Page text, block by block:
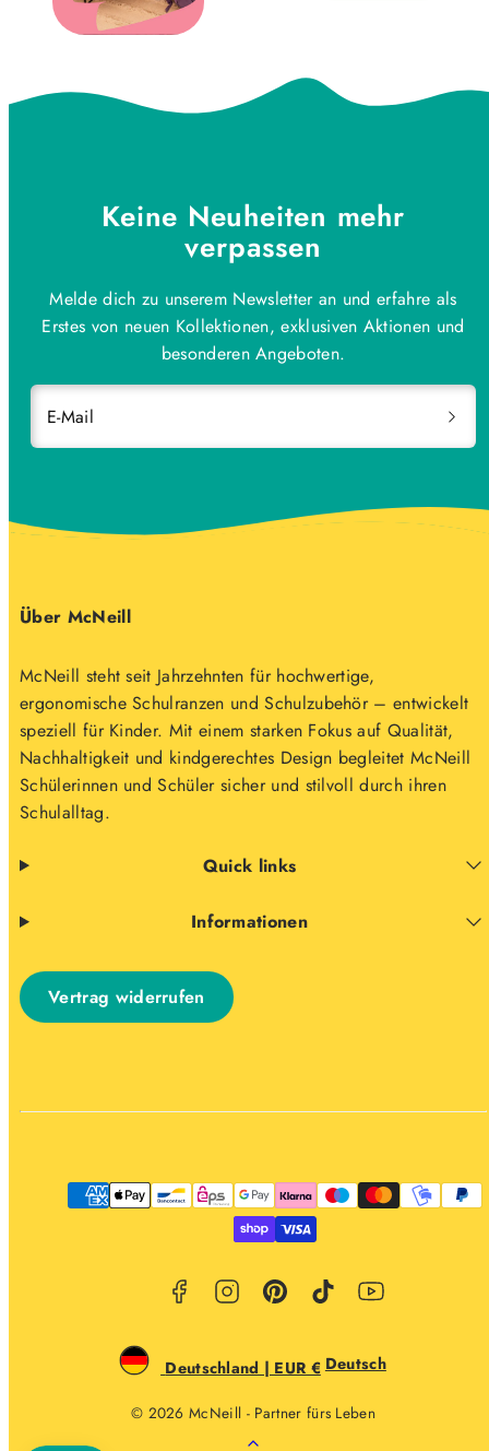
Keine Neuheiten mehr
verpassen
Melde dich zu unserem Newsletter an und erfahre als
Erstes von neuen Kollektionen, exklusiven Aktionen und
besonderen Angeboten.
E-Mail
Über McNeill
McNeill steht seit Jahrzehnten für hochwertige,
ergonomische Schulranzen und Schulzubehör – entwickelt
speziell für Kinder. Mit einem starken Fokus auf Qualität,
Nachhaltigkeit und kindgerechtes Design begleitet McNeill
Schülerinnen und Schüler sicher und stilvoll durch ihren
Schulalltag.
Quick links
Informationen
Vertrag widerrufen
Zahlungsarten
Facebook
Instagram
Pinterest
YouTube
Deutschland | EUR € Deutsch
© 2026 McNeill - Partner fürs Leben